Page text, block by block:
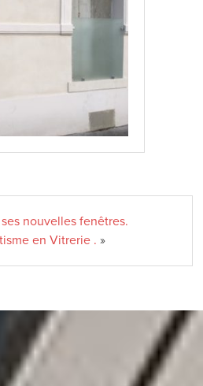
nouvelles fenêtres.
en Vitrerie . »